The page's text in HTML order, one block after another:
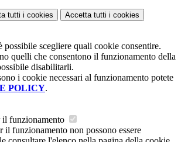
tutti i cookies Accetta tutti i cookies
possibile scegliere quali cookie consentire.
quelli che consentono il funzionamento della
disabilitarli.
i cookie necessari al funzionamento potete
POLICY.
il funzionamento
il funzionamento non possono essere